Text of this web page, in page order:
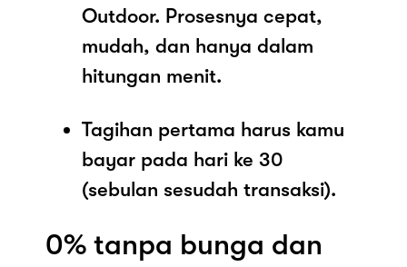
Outdoor. Prosesnya cepat,
mudah, dan hanya dalam
hitungan menit.
Tagihan pertama harus kamu
bayar pada hari ke 30
(sebulan sesudah transaksi).
0% tanpa bunga dan